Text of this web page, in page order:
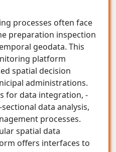
processes often face
preparation inspection
geodata. This
platform
spatial decision
administrations.
for data integration, -
data analysis,
processes.
spatial data
offers interfaces to